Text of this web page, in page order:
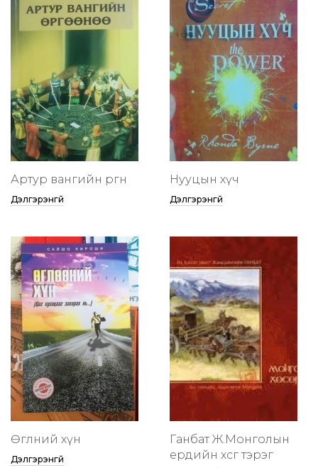
Артур вангийн өргөөнөө
Дэлгэрэнгүй
Нууцын хүч
Дэлгэрэнгүй
Өглөөний хүн
Дэлгэрэнгүй
Ганбат Ж.Монголын
ердийн хөсөг тэрэг